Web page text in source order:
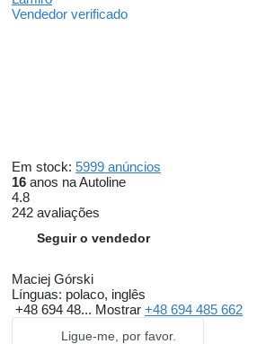
Vendedor verificado
Em stock: 5999 anúncios
16 anos na Autoline
4.8
242 avaliações
Seguir o vendedor
Maciej Górski
Línguas: polaco, inglês
+48 694 48... Mostrar +48 694 485 662
Ligue-me, por favor.